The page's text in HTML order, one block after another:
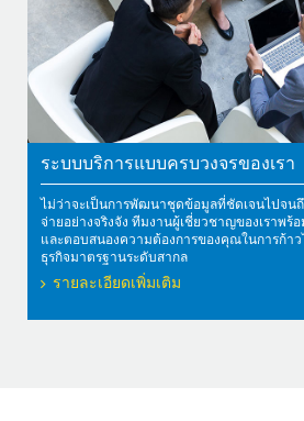
ระบบบริการแบบครบวงจรของเรา
ไม่ว่าจะเป็นการพัฒนาชุดข้อมูลที่ชัดเจนไปจน
จ่ายอย่างจริงจัง ทีมงานผู้เชี่ยวชาญของเราพ
และตอบสนองความต้องการของคุณในการก้า
ธุรกิจมาตรฐานระดับสากล
รายละเอียดเพิ่มเติม